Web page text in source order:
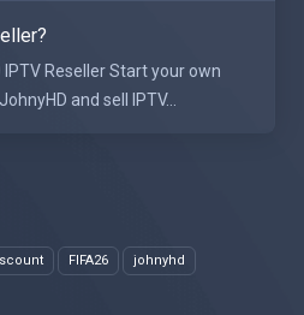
FIFA26 johnyhd
Reseller Start your own
and sell IPTV...